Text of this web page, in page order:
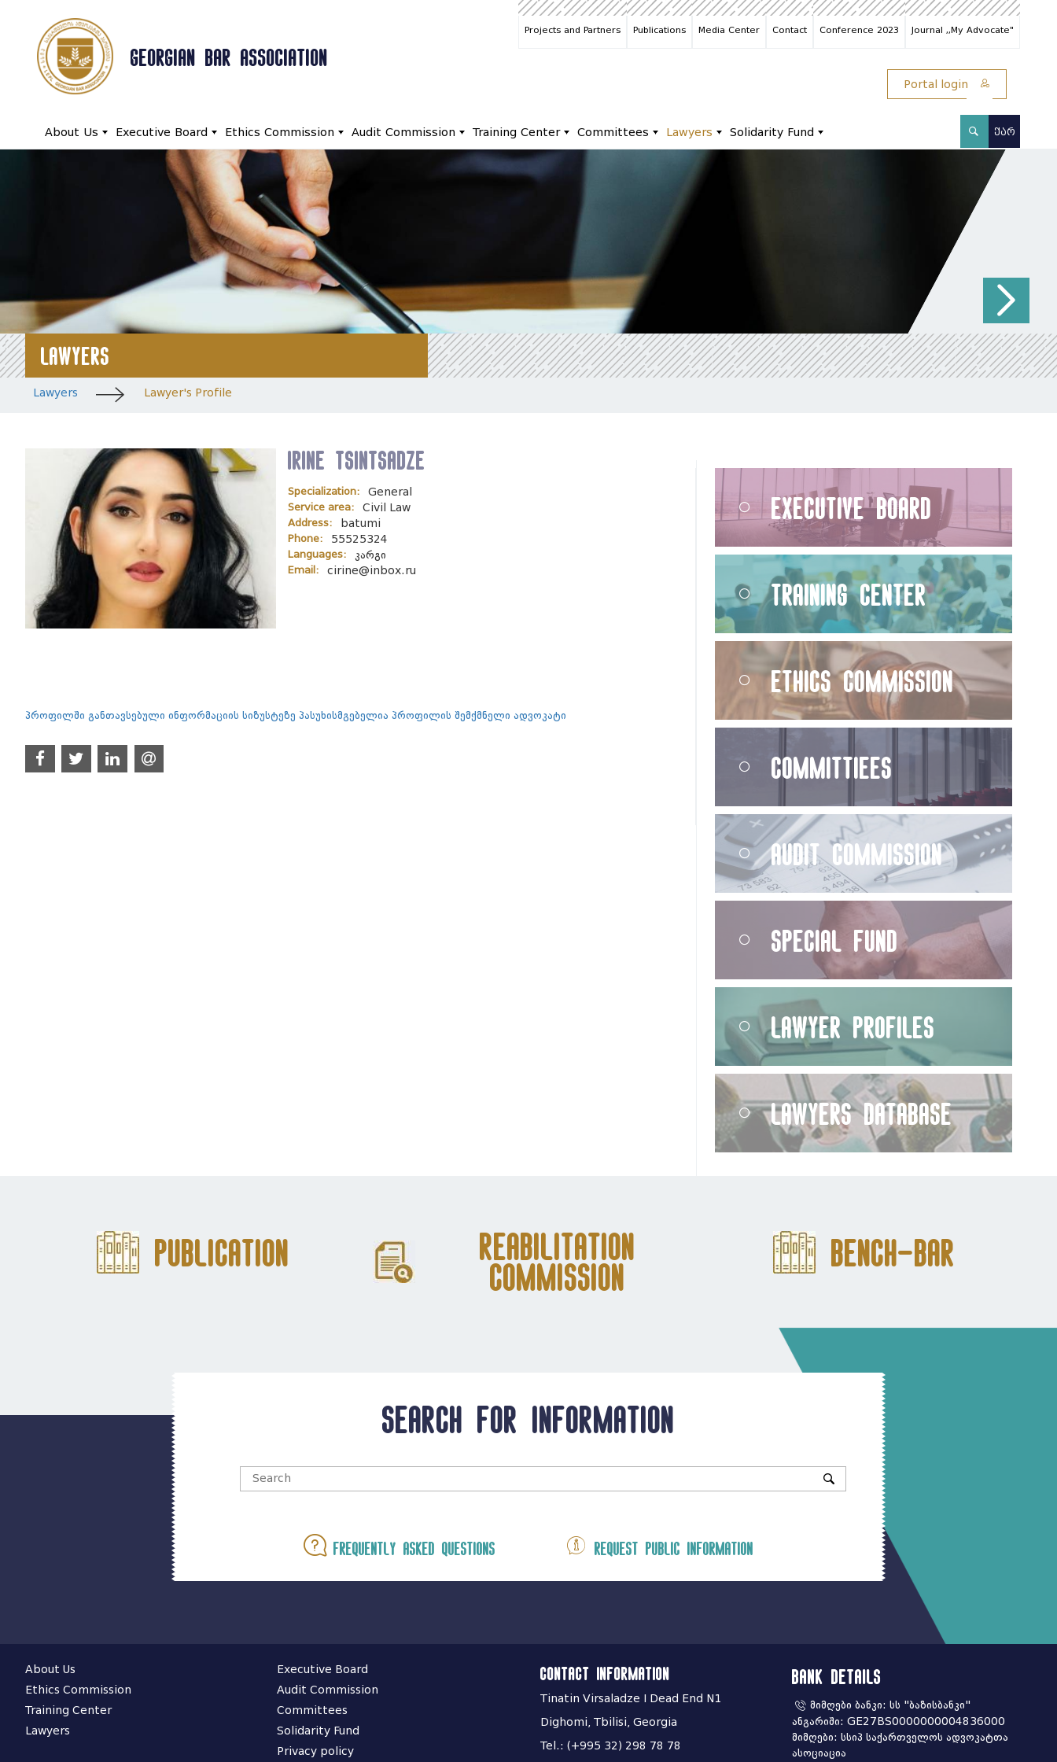
GEORGIAN BAR ASSOCIATION
Projects and Partners Publications Media Center Contact Conference 2023 Journal ,,My Advocate"
Portal login
About Us Executive Board Ethics Commission Audit Commission Training Center Committees Lawyers Solidarity Fund ᲥᲐᲠ
Lawyers
Lawyers Lawyer's Profile
irine tsintsadze
Specialization:
General
Service area:
Civil Law
Address:
batumi
Phone:
55525324
Languages:
კარგი
Email:
cirine@inbox.ru
პროფილში განთავსებული ინფორმაციის სიზუსტეზე პასუხისმგებელია პროფილის შემქმნელი ადვოკატი
Executive Board
Training Center
Ethics Commission
Committiees
Audit Commission
Special Fund
Lawyer Profiles
Lawyers Database
Publication
Reabilitation
Commission
Bench-Bar
Search for information
Frequently asked questions Request public information
About Us
Executive Board
Ethics Commission
Audit Commission
Training Center
Committees
Lawyers
Solidarity Fund
Privacy policy
Contact information
Tinatin Virsaladze I Dead End N1
Dighomi, Tbilisi, Georgia
Tel.: (+995 32) 298 78 78
Bank Details
მიმღები ბანკი: სს "ბაზისბანკი"
ანგარიში: GE27BS0000000004836000
მიმღები: სსიპ საქართველოს ადვოკატთა
ასოციაცია